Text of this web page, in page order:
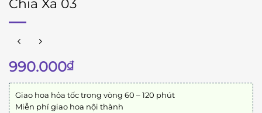
Chia Xa 03
990.000₫
Giao hoa hỏa tốc trong vòng 60 – 120 phút
Miễn phí giao hoa nội thành